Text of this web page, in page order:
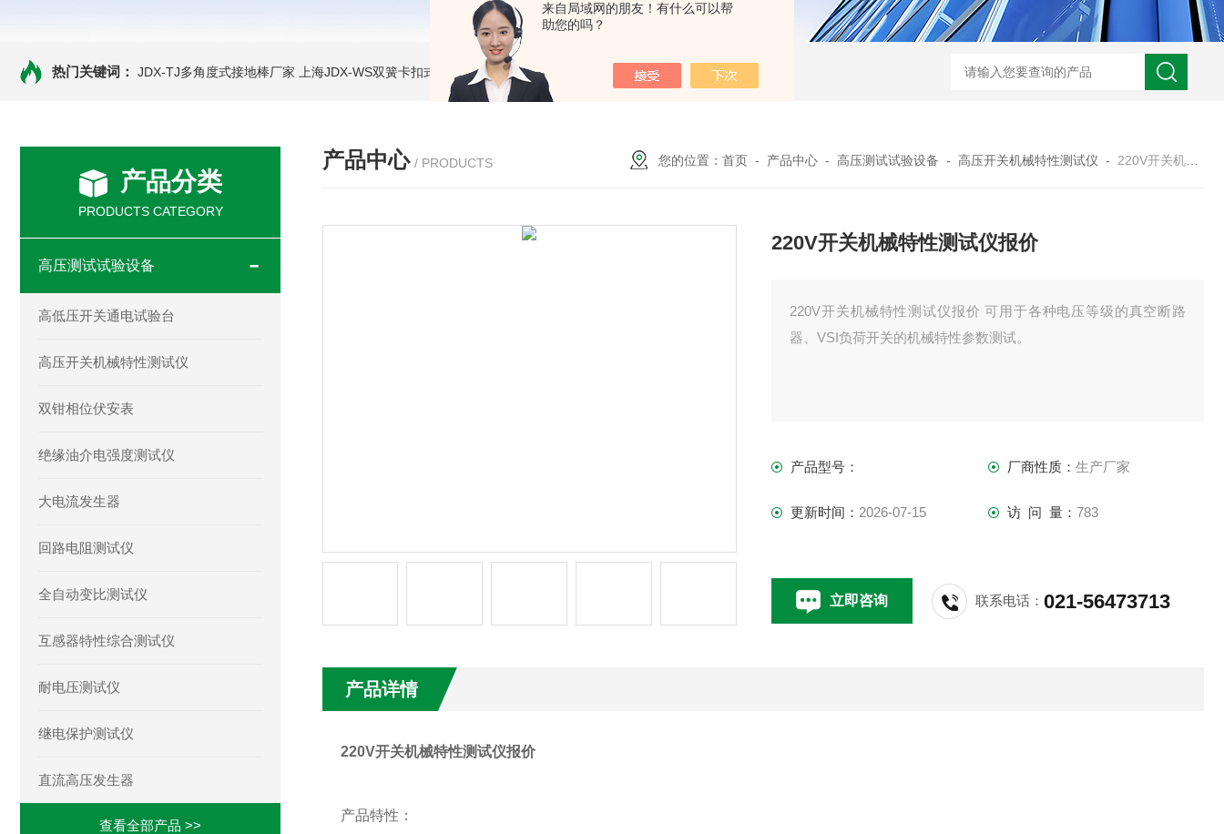
来自局域网的朋友！有什么可以帮
助您的吗？
热门关键词： JDX-TJ多角度式接地棒厂家 上海JDX-WS双簧卡扣式接地棒 JDX-WL圆口螺旋式（猴头式）接地棒 JDX-S双舌式接地棒价格 HD3400A接地电阻测试仪 S3010数字接地电阻测试仪现货
产品分类
PRODUCTS CATEGORY
高压测试试验设备
高低压开关通电试验台
高压开关机械特性测试仪
双钳相位伏安表
绝缘油介电强度测试仪
大电流发生器
回路电阻测试仪
全自动变比测试仪
互感器特性综合测试仪
耐电压测试仪
继电保护测试仪
直流高压发生器
查看全部产品 >>
产品中心 / PRODUCTS 您的位置：首页 - 产品中心 -高压测试试验设备 -高压开关机械特性测试仪 - 220V开关机械特性测试仪报价
220V开关机械特性测试仪报价
220V开关机械特性测试仪报价 可用于各种电压等级的真空断路
器、VSI负荷开关的机械特性参数测试。
产品型号： 厂商性质： 生产厂家
更新时间： 2026-07-15 访 问 量： 783
立即咨询 联系电话：021-56473713
产品详情
220V开关机械特性测试仪报价
产品特性：